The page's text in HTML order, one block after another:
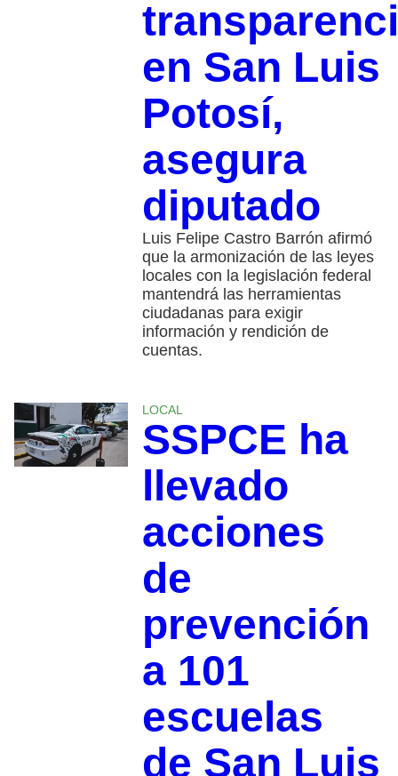
en San Luis
Potosí,
asegura
diputado
Luis Felipe Castro Barrón afirmó
que la armonización de las leyes
locales con la legislación federal
mantendrá las herramientas
ciudadanas para exigir
información y rendición de
cuentas.
LOCAL
SSPCE ha
llevado
acciones
de
prevención
a 101
escuelas
de San Luis